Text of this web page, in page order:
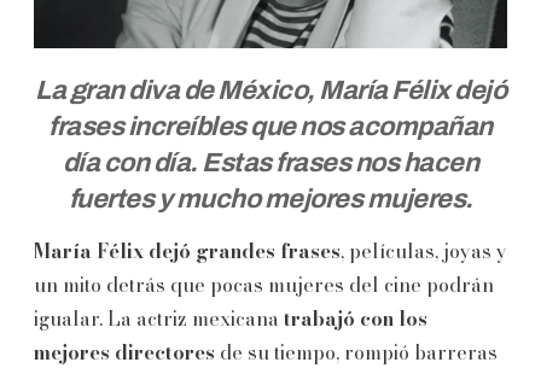
La gran diva de México, María Félix dejó
frases increíbles que nos acompañan
día con día. Estas frases nos hacen
fuertes y mucho mejores mujeres.
María Félix dejó grandes frases, películas, joyas y
un mito detrás que pocas mujeres del cine podrán
igualar. La actriz mexicana trabajó con los
mejores directores de su tiempo, rompió barreras